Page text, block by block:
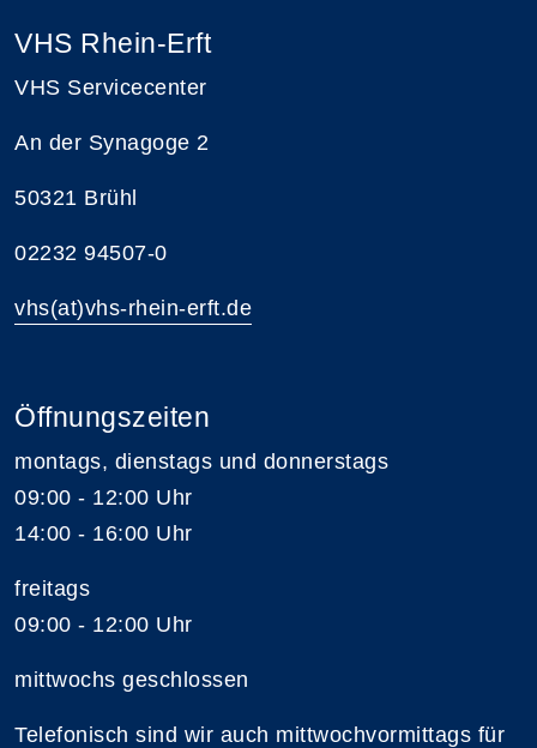
VHS Rhein-Erft
VHS Servicecenter
An der Synagoge 2
50321 Brühl
02232 94507-0
vhs(at)vhs-rhein-erft.de
Öffnungszeiten
montags, dienstags und donnerstags
09:00 - 12:00 Uhr
14:00 - 16:00 Uhr
freitags
09:00 - 12:00 Uhr
mittwochs geschlossen
Telefonisch sind wir auch mittwochvormittags für